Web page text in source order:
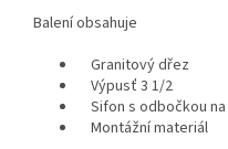
Balení obsahuje
Granitový dřez
Výpusť 3 1/2
Sifon s odbočkou
Montážní materiál